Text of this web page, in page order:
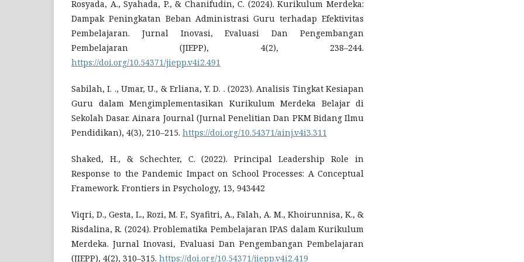
Rosyada, A., Syahada, P., & Chanifudin, C. (2024). Kurikulum Merdeka:
Dampak Peningkatan Beban Administrasi Guru terhadap Efektivitas
Pembelajaran. Jurnal Inovasi, Evaluasi Dan Pengembangan
Pembelajaran (JIEPP), 4(2), 238–244.
https://doi.org/10.54371/jiepp.v4i2.491
Sabilah, I. ., Umar, U., & Erliana, Y. D. . (2023). Analisis Tingkat Kesiapan
Guru dalam Mengimplementasikan Kurikulum Merdeka Belajar di
Sekolah Dasar. Ainara Journal (Jurnal Penelitian Dan PKM Bidang Ilmu
Pendidikan), 4(3), 210–215. https://doi.org/10.54371/ainj.v4i3.311
Shaked, H., & Schechter, C. (2022). Principal Leadership Role in
Response to the Pandemic Impact on School Processes: A Conceptual
Framework. Frontiers in Psychology, 13, 943442
Viqri, D., Gesta, L., Rozi, M. F., Syafitri, A., Falah, A. M., Khoirunnisa, K., &
Risdalina, R. (2024). Problematika Pembelajaran IPAS dalam Kurikulum
Merdeka. Jurnal Inovasi, Evaluasi Dan Pengembangan Pembelajaran
(JIEPP), 4(2), 310–315. https://doi.org/10.54371/jiepp.v4i2.419